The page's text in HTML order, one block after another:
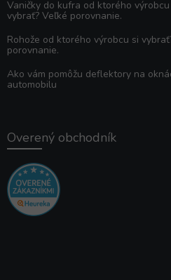
Vaničky do kufra od ktorého výrobcu
vybrať? Veľké porovnanie.
Rohože od ktorého výrobcu si
porovnanie.
Ako vám pomôžu deflektory na
automobilu
Overený obchodník